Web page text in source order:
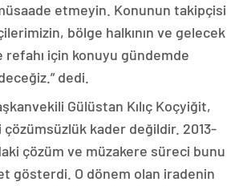
etmeyin. Konunun takipçisi
bölge halkının ve gelecek
için konuyu gündemde
dedi.
Gülüstan Kılıç Koçyiğit,
kader değildir. 2013-
çözüm ve müzakere süreci bunu
gösterdi. O dönem olan iradenin